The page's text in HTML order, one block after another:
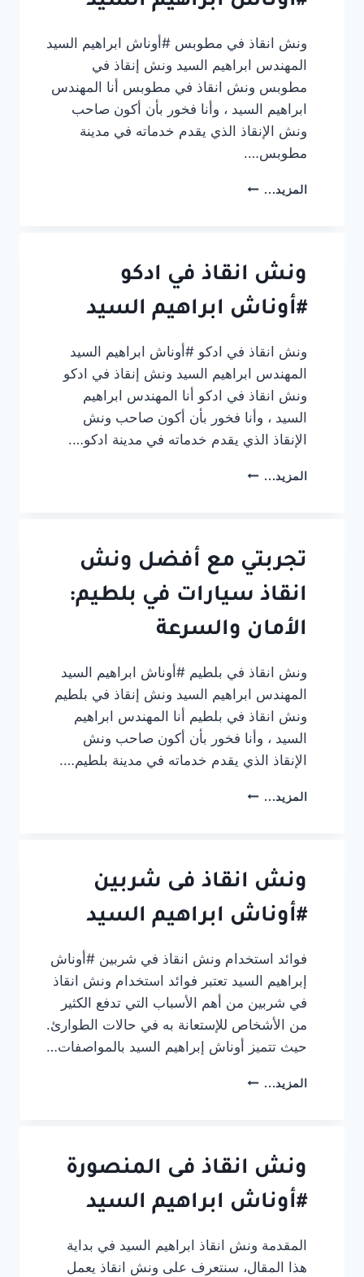
ونش انقاذ في مطوبس #أوناش ابراهيم السيد
المهندس ابراهيم السيد ونش إنقاذ في
مطوبس ونش انقاذ في مطوبس أنا المهندس
ابراهيم السيد ، وأنا فخور بأن أكون صاحب
ونش الإنقاذ الذي يقدم خدماته في مدينة
مطوبس….
المزيد... ونش
ابراهيم
السيد
ونش انقاذ في ادكو
#أوناش ابراهيم السيد
ونش انقاذ في ادكو #أوناش ابراهيم السيد
المهندس ابراهيم السيد ونش إنقاذ في ادكو
ونش انقاذ في ادكو أنا المهندس ابراهيم
السيد ، وأنا فخور بأن أكون صاحب ونش
الإنقاذ الذي يقدم خدماته في مدينة ادكو….
المزيد... ونش
ابراهيم
السيد
تجربتي مع أفضل ونش
انقاذ سيارات في بلطيم:
الأمان والسرعة
ونش انقاذ في بلطيم #أوناش ابراهيم السيد
المهندس ابراهيم السيد ونش إنقاذ في بلطيم
ونش انقاذ في بلطيم أنا المهندس ابراهيم
السيد ، وأنا فخور بأن أكون صاحب ونش
الإنقاذ الذي يقدم خدماته في مدينة بلطيم….
المزيد... تجربتي
سيارات
في
بلطيم:
الأمان
ونش انقاذ فى شربين
#أوناش ابراهيم السيد
فوائد استخدام ونش انقاذ في شربين #أوناش
إبراهيم السيد تعتبر فوائد استخدام ونش انقاذ
في شربين من أهم الأسباب التي تدفع الكثير
من الأشخاص للإستعانة به في حالات الطوارئ.
حيث تتميز أوناش إبراهيم السيد بالمواصفات…
المزيد... ونش
ابراهيم
السيد
ونش انقاذ فى المنصورة
#أوناش ابراهيم السيد
المقدمة ونش انقاذ ابراهيم السيد في بداية
هذا المقال، سنتعرف على ونش انقاذ يعمل